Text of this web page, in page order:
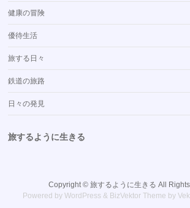
健康の冒険
優待生活
旅する日々
鉄道の旅路
日々の発見
旅するように生きる
Copyright © 旅するように生きる All
Powered byWordPress & BizVektor Theme by